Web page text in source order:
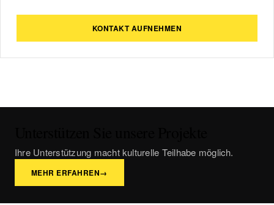
KONTAKT AUFNEHMEN
Ihre Unterstützung macht kulturelle Teilhabe möglich.
MEHR ERFAHREN→